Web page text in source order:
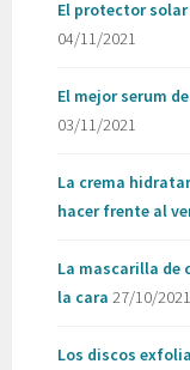
El protector
04/11/2021
El mejor serum
03/11/2021
La crema
hacer frente al
La mascarilla de
la cara 27/10/2021
Los discos